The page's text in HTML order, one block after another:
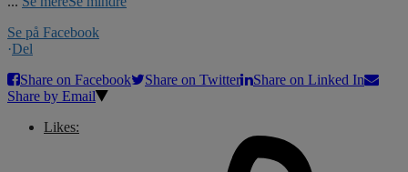
Se på Facebook
·Del
Share on Facebook
Share on Twitter
Share on Linked In
Share by Email
Likes: